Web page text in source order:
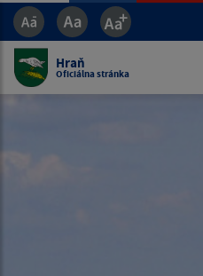
Hraň
Oficiálna stránka